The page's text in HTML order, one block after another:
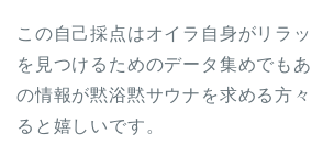
この自己採点はオイラ自身がリラ
を見つけるためのデータ集めでも
の情報が黙浴黙サウナを求める方
ると嬉しいです。